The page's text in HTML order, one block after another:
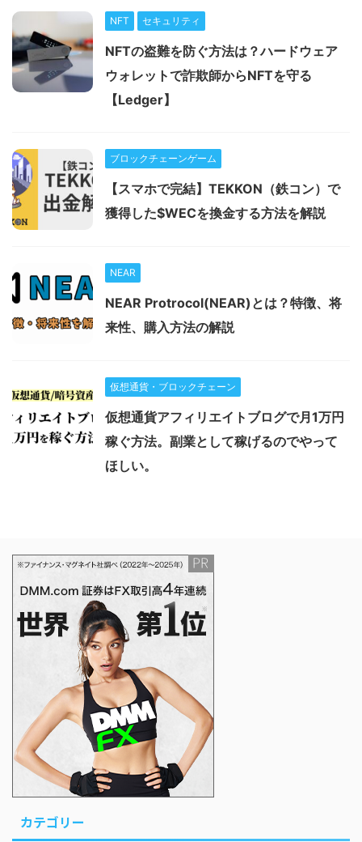
NFT セキュリティ
NFTの盗難を防ぐ方法は？ハードウェア
ウォレットで詐欺師からNFTを守る
【Ledger】
ブロックチェーンゲーム
【スマホで完結】TEKKON（鉄コン）で
獲得した$WECを換金する方法を解説
NEAR
NEAR Protrocol(NEAR)とは？特徴、将
来性、購入方法の解説
仮想通貨・ブロックチェーン
仮想通貨アフィリエイトブログで月1万円
稼ぐ方法。副業として稼げるのでやって
ほしい。
カテゴリー